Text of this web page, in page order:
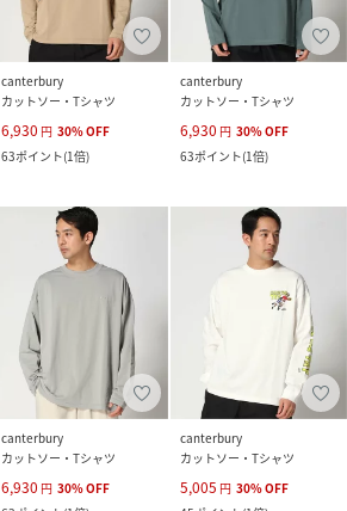
canterbury
カットソー・Tシャツ
6,930 円 30%OFF
63ポイント(1倍)
canterbury
カットソー・Tシャツ
6,930 円 30%OFF
63ポイント(1倍)
canterbury
カットソー・Tシャツ
6,930 円 30%OFF
canterbury
カットソー・Tシャツ
5,005 円 30%OFF